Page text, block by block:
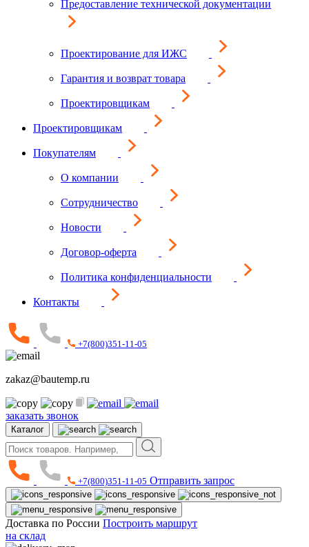
Предоставление технической документации
Проектирование для ИЖС
Гарантия и возврат товара
Проектировщикам
Проектировщикам
Покупателям
О компании
Сотрудничество
Новости
Договор-оферта
Политика конфиденциальности
Контакты
+7(800)351-11-05
zakaz@bautemp.ru
заказать звонок
Каталог
+7(800)351-11-05 Отправить запрос
Доставка по России Построить маршрут
на склад